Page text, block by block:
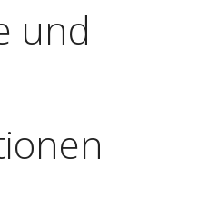
und